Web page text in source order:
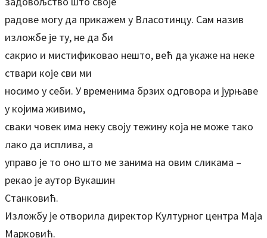
радове могу да прикажем у Власотинцу. Сам назив
изложбе је ту, не да би
сакрио и мистификовао нешто, већ да укаже на неке
ствари које сви ми
носимо у себи. У временима брзих одговора и јурњаве
у којима живимо,
сваки човек има неку своју тежину која не може тако
лако да исплива, а
управо је то оно што ме занима на овим сликама –
рекао је аутор Вукашин
Станковић.
Изложбу је отворила директор Културног центра Маја
Марковић.